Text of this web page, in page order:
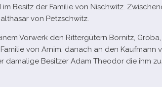
Besitz der Familie von Nischwitz.
von Petzschwitz.
Vorwerk den Rittergütern Bornitz,
von Arnim, danach an den Kaufmann
dama­lige Besitzer Adam Theodor die ihm